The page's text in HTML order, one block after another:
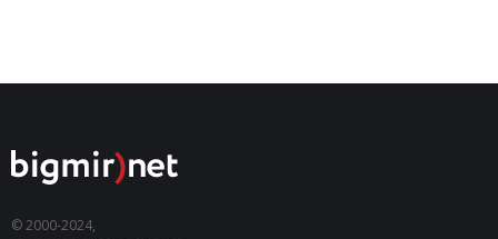
© 2000-2024,